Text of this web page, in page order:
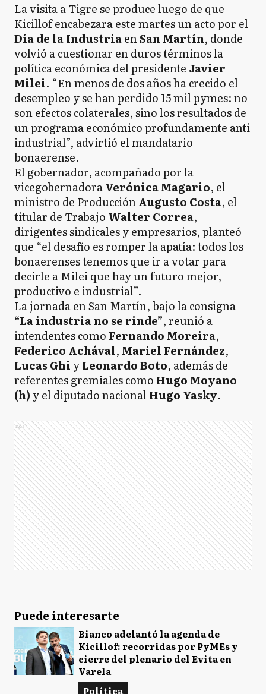
La visita a Tigre se produce luego de que
Kicillof encabezara este martes un acto por el
Día de la IndustriaenSan Martín, donde
volvió a cuestionar en duros términos la
política económica del presidente Javier
Milei. “En menos de dos años ha crecido el
desempleo y se han perdido 15 mil pymes: no
son efectos colaterales, sino los resultados de
un programa económico profundamente anti
industrial”, advirtió el mandatario
bonaerense.
El gobernador, acompañado por la
vicegobernadoraVerónica Magario, el
ministro de ProducciónAugusto Costa, el
titular de Trabajo Walter Correa,
dirigentes sindicales y empresarios, planteó
que “el desafío es romper la apatía: todos los
bonaerenses tenemos que ir a votar para
decirle a Milei que hay un futuro mejor,
productivo e industrial”.
La jornada en San Martín, bajo la consigna
“La industria no se rinde”, reunió a
intendentes como Fernando Moreira,
Federico Achával, Mariel Fernández,
Lucas Ghi yLeonardo Boto, además de
referentes gremiales como Hugo Moyano
(h) y el diputado nacionalHugo Yasky.
Ads
Puede interesarte
Bianco adelantó la agenda de
Kicillof: recorridas por PyMEs y
cierre del plenario del Evita en
Varela
Política